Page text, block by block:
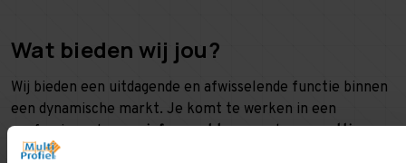
Wat bieden wij jou?
Wij bieden een uitdagende en afwisselende functie binnen
een dynamische markt. Je komt te werken in een
professioneel, maarinformeel teammet eenprettige
werksfeer